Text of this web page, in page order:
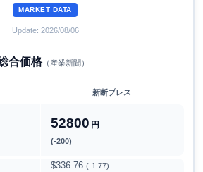
MARKET DATA
Update: 2026/08/06
合価格（産業新聞）
新断プレス
52800 円
(-200)
$336.76 (-1.77)